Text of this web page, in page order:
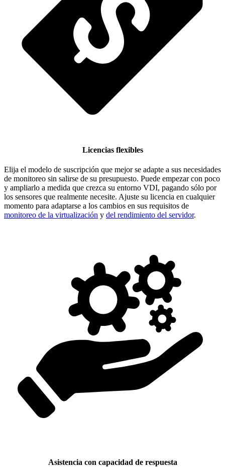
Licencias flexibles
Elija el modelo de suscripción que mejor se adapte a sus necesidades
de monitoreo sin salirse de su presupuesto. Puede empezar con poco
y ampliarlo a medida que crezca su entorno VDI, pagando sólo por
los sensores que realmente necesite. Ajuste su licencia en cualquier
momento para adaptarse a los cambios en sus requisitos de
monitoreo de la virtualización y del rendimiento del servidor.
Asistencia con capacidad de respuesta